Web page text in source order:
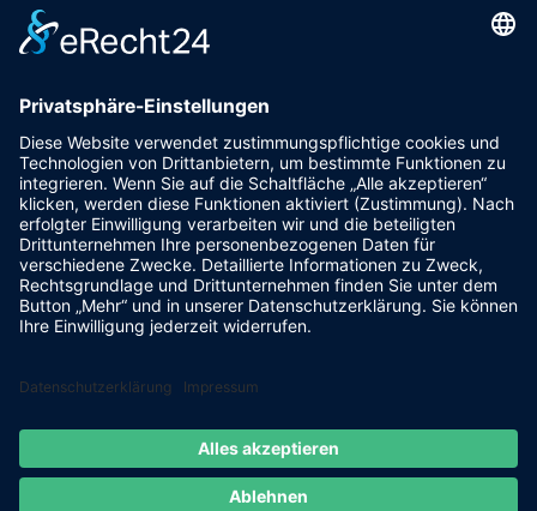
93128 Steinsberg
pr@fsv-steinsberg.de
Social
Webmail Datenschutzerklärung
Impressum